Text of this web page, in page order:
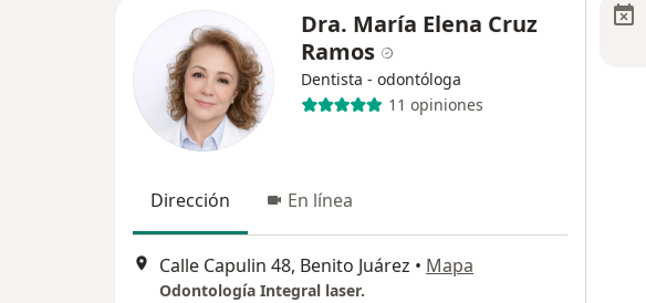
Dra. María Elena Cruz
Ramos
Dentista - odontóloga
11 opiniones
Dirección En línea
Calle Capulin 48, Benito Juárez • Mapa
Odontología Integral laser.